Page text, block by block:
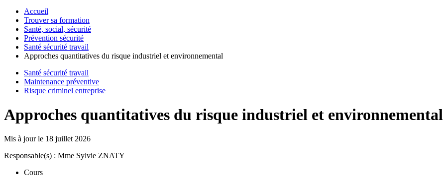
Accueil
Trouver sa formation
Santé, social, sécurité
Prévention sécurité
Santé sécurité travail
Approches quantitatives du risque industriel et environnemental
Santé sécurité travail
Maintenance préventive
Risque criminel entreprise
Approches quantitatives du risque industriel et environnemental
Mis à jour le 18 juillet 2026
Responsable(s) : Mme Sylvie ZNATY
Cours